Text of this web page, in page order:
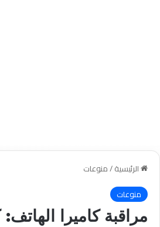
الرئيسية/منوعات
منوعات
مراقبة كاميرا